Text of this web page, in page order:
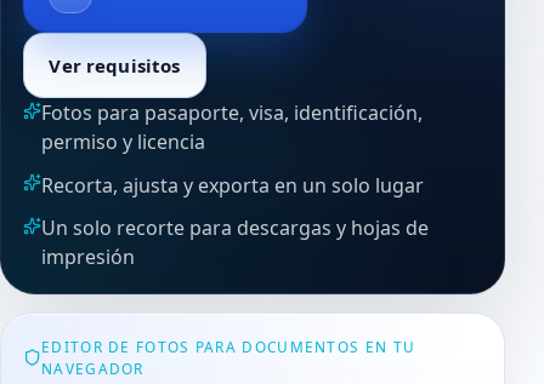
Ver requisitos
Fotos para pasaporte, visa, identificación,
permiso y licencia
Recorta, ajusta y exporta en un solo lugar
Un solo recorte para descargas y hojas de
impresión
EDITOR DE FOTOS PARA DOCUMENTOS EN TU
NAVEGADOR